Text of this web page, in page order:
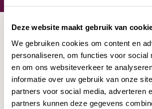
Deze website maakt gebruik van
We gebruiken cookies om content en
personaliseren, om functies voor social
en om ons websiteverkeer te
informatie over uw gebruik van onze
partners voor social media, adverteren
partners kunnen deze gegevens
Wij werken voor